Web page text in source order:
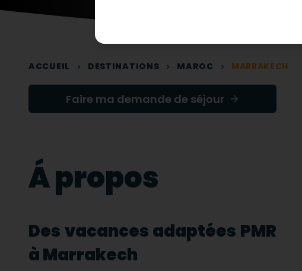
ACCUEIL DESTINATIONS MAROC MARRAKECH
Faire ma demande de séjour
Á propos
Des vacances adaptées PMR
à Marrakech